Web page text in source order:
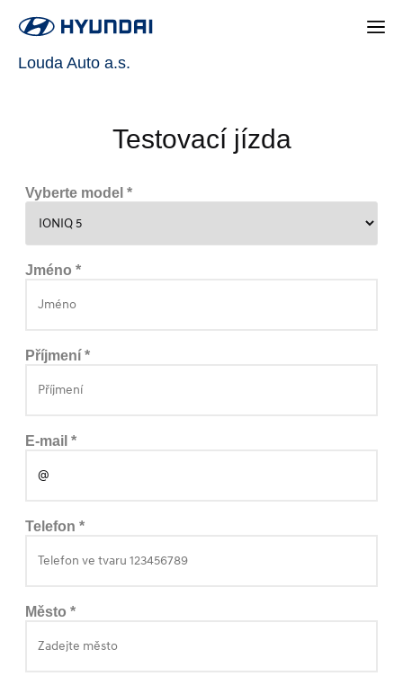
Louda Auto a.s.
Testovací jízda
Vyberte model *
Jméno *
Příjmení *
E-mail *
Telefon *
Město *